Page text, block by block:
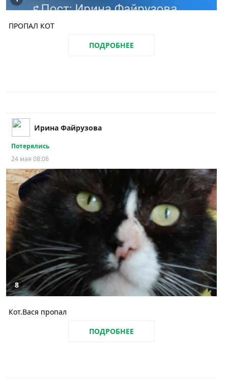
ПРОПАЛ КОТ
ПОДРОБНЕЕ
Ирина Файрузова
Потерялись
24 мая 08:06
8
Кот.Вася пропал
ПОДРОБНЕЕ